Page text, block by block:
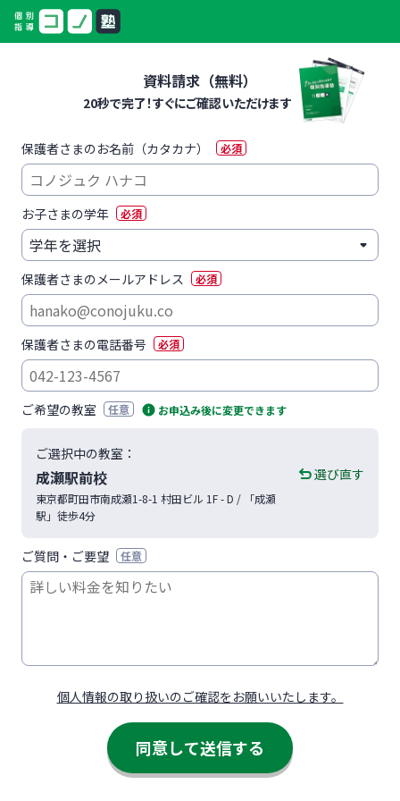
資料請求（無料）
20秒で完了！すぐにご確認いただけます
保護者さまのお名前（カタカナ） 必須
お子さまの学年 必須
保護者さまのメールアドレス 必須
保護者さまの電話番号 必須
ご希望の教室 任意 お申込み後に変更できます
ご選択中の教室：
成瀬駅前校
東京都町田市南成瀬1-8-1 村田ビル 1F - D / 「成瀬
駅」徒歩4分
選び直す
ご質問・ご要望 任意
個人情報の取り扱いのご確認をお願いいたします。
同意して送信する